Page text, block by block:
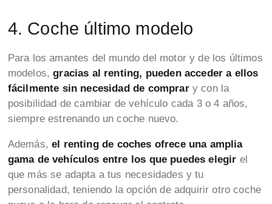
4. Coche último modelo
Para los amantes del mundo del motor y de los últimos
modelos,gracias al renting, pueden acceder a ellos
fácilmente sin necesidad de comprary con la
posibilidad de cambiar de vehículo cada 3 o 4 años,
siempre estrenando un coche nuevo.
Además,el renting de coches ofrece una amplia
gama de vehículos entre los que puedes elegir el
que más se adapta a tus necesidades y tu
personalidad, teniendo la opción de adquirir otro coche